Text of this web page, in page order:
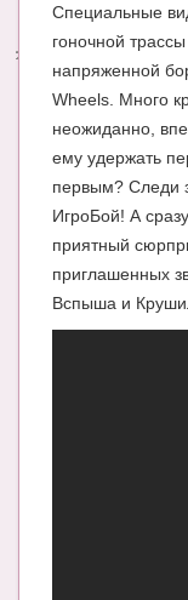
Календарь
Энциклопедия
МАМИНА
Имена. Святцы
Энциклопедия
Мамина
СЕРВИСЫ И
Специальные
гоночной
напряженной
Wheels. Много
неожиданно,
ему удержать
первым? Следи
ИгроБой! А
приятный
приглашенных
Вспыша и